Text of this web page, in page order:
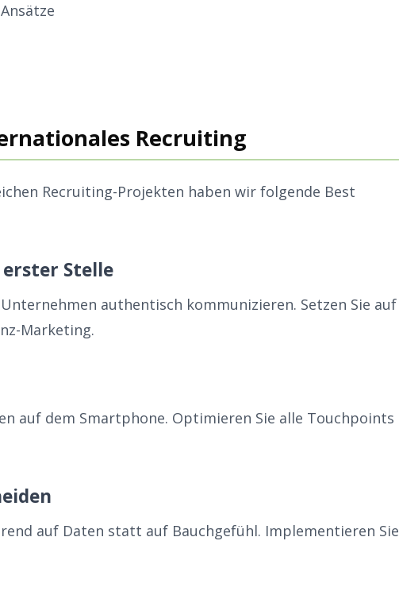
Recruiting
Recruiting-Projekten haben wir folgende Best
Stelle
authentisch kommunizieren. Setzen Sie auf
Marketing.
auf dem Smartphone. Optimieren Sie alle Touchpoints
auf Daten statt auf Bauchgefühl. Implementieren Sie